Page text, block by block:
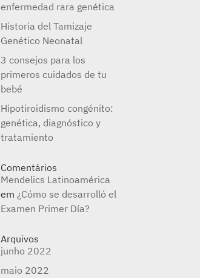
enfermedad rara genética
Historia del Tamizaje
Genético Neonatal
3 consejos para los
primeros cuidados de tu
bebé
Hipotiroidismo congénito:
genética, diagnóstico y
tratamiento
Comentários
Mendelics Latinoamérica
em¿Cómo se desarrolló el
Examen Primer Día?
Arquivos
junho 2022
maio 2022